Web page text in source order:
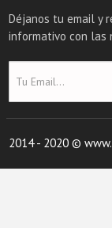
Déjanos tu email y
informativo con las
2014 - 2020 ©